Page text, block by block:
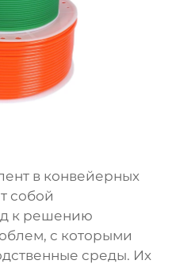
в конвейерных
собой
к решению
с которыми
среды. Их